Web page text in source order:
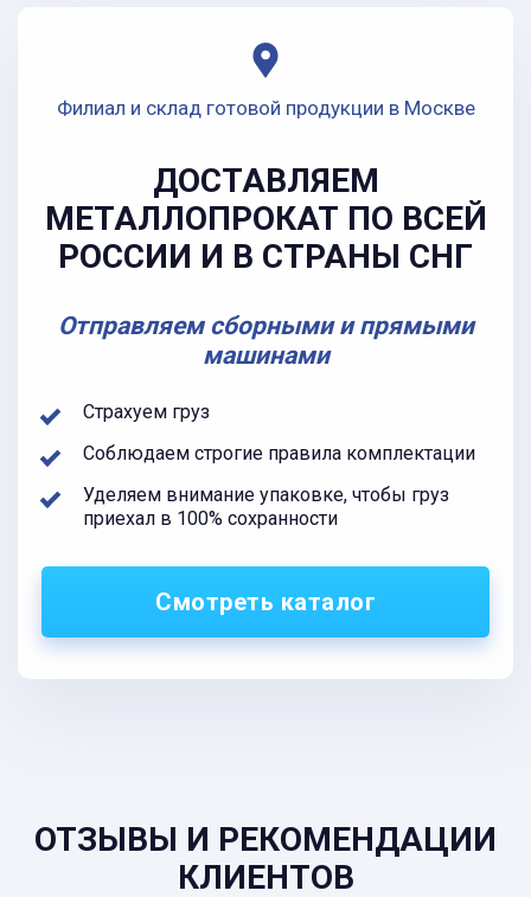
Филиал и склад готовой продукции в Москве
ДОСТАВЛЯЕМ
МЕТАЛЛОПРОКАТ ПО ВСЕЙ
РОССИИ И В СТРАНЫ СНГ
Отправляем сборными и прямыми
машинами
Страхуем груз
Соблюдаем строгие правила комплектации
Уделяем внимание упаковке, чтобы груз
приехал в 100% сохранности
Смотреть каталог
ОТЗЫВЫ И РЕКОМЕНДАЦИИ
КЛИЕНТОВ